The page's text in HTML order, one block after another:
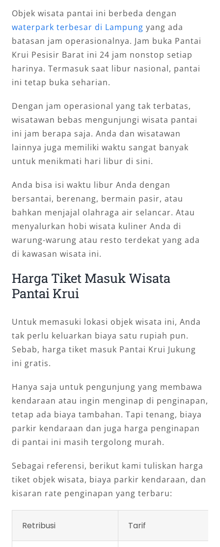
Objek wisata pantai ini berbeda dengan
waterpark terbesar di Lampung yang ada
batasan jam operasionalnya. Jam buka Pantai
Krui Pesisir Barat ini 24 jam nonstop setiap
harinya. Termasuk saat libur nasional, pantai
ini tetap buka seharian.
Dengan jam operasional yang tak terbatas,
wisatawan bebas mengunjungi wisata pantai
ini jam berapa saja. Anda dan wisatawan
lainnya juga memiliki waktu sangat banyak
untuk menikmati hari libur di sini.
Anda bisa isi waktu libur Anda dengan
bersantai, berenang, bermain pasir, atau
bahkan menjajal olahraga air selancar. Atau
menyalurkan hobi wisata kuliner Anda di
warung-warung atau resto terdekat yang ada
di kawasan wisata ini.
Harga Tiket Masuk Wisata
Pantai Krui
Untuk memasuki lokasi objek wisata ini, Anda
tak perlu keluarkan biaya satu rupiah pun.
Sebab, harga tiket masuk Pantai Krui Jukung
ini gratis.
Hanya saja untuk pengunjung yang membawa
kendaraan atau ingin menginap di penginapan,
tetap ada biaya tambahan. Tapi tenang, biaya
parkir kendaraan dan juga harga penginapan
di pantai ini masih tergolong murah.
Sebagai referensi, berikut kami tuliskan harga
tiket objek wisata, biaya parkir kendaraan, dan
kisaran rate penginapan yang terbaru:
Retribusi Tarif